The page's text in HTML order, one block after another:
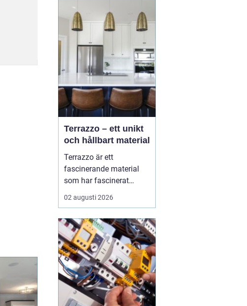
höstar och varma
somrar, utsätts taket för
stora påfrestningar året
runt. Därför spelar valet
02 augusti 2026
Terrazzo – ett unikt
och hållbart material
Terrazzo är ett
fascinerande material
som har fascinerat
människor i
århundraden med sin
hållbarhet. Genom att
blanda marmor, granit,
glas och andra material
med cement skapas
terrazzo, som sedan
poleras f...
02 augusti 2026